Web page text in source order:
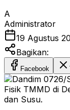
A
Administrator
19 Agustus
Bagikan:
Facebook